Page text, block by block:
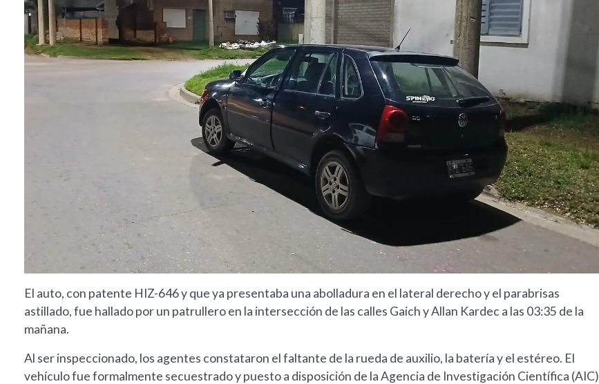
El auto, con patente HIZ-646 y que ya presentaba una abolladura en el lateral derecho y el parabrisas
astillado, fue hallado por un patrullero en la intersección de las calles Gaich y Allan Kardec a las 03:35 de la
mañana.
Al ser inspeccionado, los agentes constataron el faltante de la rueda de auxilio, la batería y el estéreo. El
vehículo fue formalmente secuestrado y puesto a disposición de la Agencia de Investigación Científica (AIC)